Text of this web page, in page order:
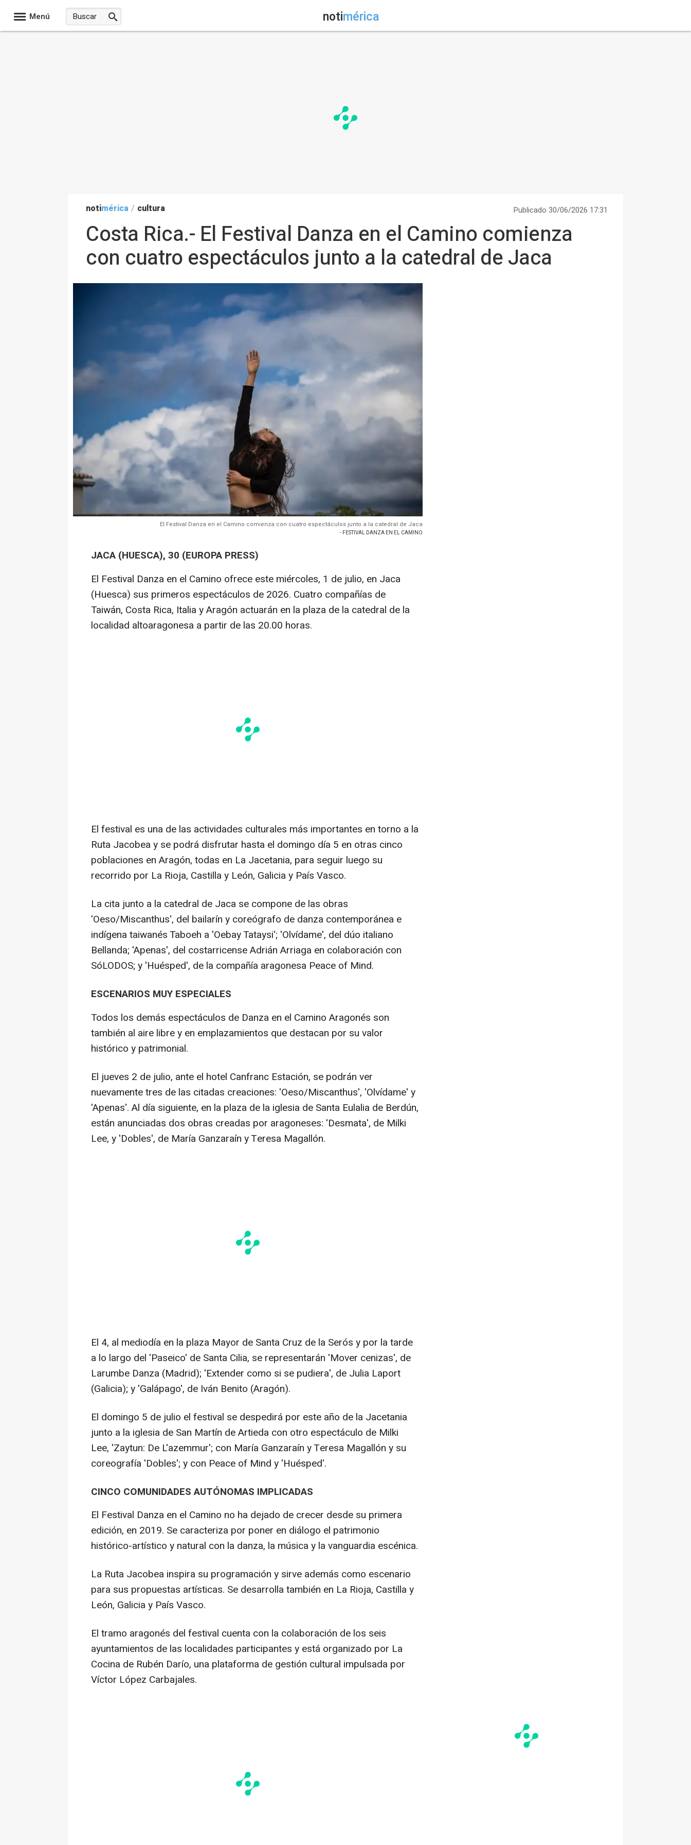
Menú notimérica
notimérica / cultura Publicado 30/06/2026 17:31
Costa Rica.- El Festival Danza en el Camino comienza
con cuatro espectáculos junto a la catedral de Jaca
El Festival Danza en el Camino comienza con cuatro espectáculos junto a la catedral de Jaca
- FESTIVAL DANZA EN EL CAMINO
JACA (HUESCA), 30 (EUROPA PRESS)
El Festival Danza en el Camino ofrece este miércoles, 1 de julio, en Jaca
(Huesca) sus primeros espectáculos de 2026. Cuatro compañías de
Taiwán, Costa Rica, Italia y Aragón actuarán en la plaza de la catedral de la
localidad altoaragonesa a partir de las 20.00 horas.
El festival es una de las actividades culturales más importantes en torno a la
Ruta Jacobea y se podrá disfrutar hasta el domingo día 5 en otras cinco
poblaciones en Aragón, todas en La Jacetania, para seguir luego su
recorrido por La Rioja, Castilla y León, Galicia y País Vasco.
La cita junto a la catedral de Jaca se compone de las obras
'Oeso/Miscanthus', del bailarín y coreógrafo de danza contemporánea e
indígena taiwanés Taboeh a 'Oebay Tataysi'; 'Olvídame', del dúo italiano
Bellanda; 'Apenas', del costarricense Adrián Arriaga en colaboración con
SóLODOS; y 'Huésped', de la compañía aragonesa Peace of Mind.
ESCENARIOS MUY ESPECIALES
Todos los demás espectáculos de Danza en el Camino Aragonés son
también al aire libre y en emplazamientos que destacan por su valor
histórico y patrimonial.
El jueves 2 de julio, ante el hotel Canfranc Estación, se podrán ver
nuevamente tres de las citadas creaciones: 'Oeso/Miscanthus', 'Olvídame' y
'Apenas'. Al día siguiente, en la plaza de la iglesia de Santa Eulalia de Berdún,
están anunciadas dos obras creadas por aragoneses: 'Desmata', de Milki
Lee, y 'Dobles', de María Ganzaraín y Teresa Magallón.
El 4, al mediodía en la plaza Mayor de Santa Cruz de la Serós y por la tarde
a lo largo del 'Paseico' de Santa Cilia, se representarán 'Mover cenizas', de
Larumbe Danza (Madrid); 'Extender como si se pudiera', de Julia Laport
(Galicia); y 'Galápago', de Iván Benito (Aragón).
El domingo 5 de julio el festival se despedirá por este año de la Jacetania
junto a la iglesia de San Martín de Artieda con otro espectáculo de Milki
Lee, 'Zaytun: De L'azemmur'; con María Ganzaraín y Teresa Magallón y su
coreografía 'Dobles'; y con Peace of Mind y 'Huésped'.
CINCO COMUNIDADES AUTÓNOMAS IMPLICADAS
El Festival Danza en el Camino no ha dejado de crecer desde su primera
edición, en 2019. Se caracteriza por poner en diálogo el patrimonio
histórico-artístico y natural con la danza, la música y la vanguardia escénica.
La Ruta Jacobea inspira su programación y sirve además como escenario
para sus propuestas artísticas. Se desarrolla también en La Rioja, Castilla y
León, Galicia y País Vasco.
El tramo aragonés del festival cuenta con la colaboración de los seis
ayuntamientos de las localidades participantes y está organizado por La
Cocina de Rubén Darío, una plataforma de gestión cultural impulsada por
Víctor López Carbajales.